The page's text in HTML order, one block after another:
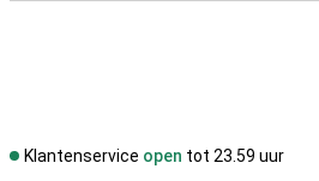
Klantenservice open tot 23.59 uur